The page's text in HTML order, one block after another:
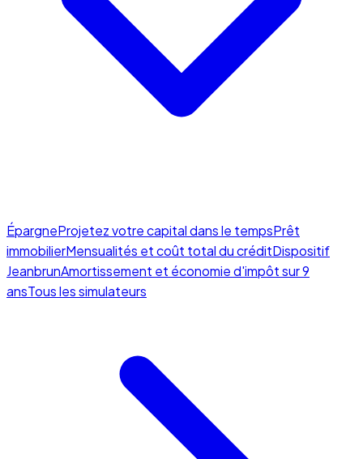
ÉpargneProjetez votre capital dans le tempsPrêt
immobilierMensualités et coût total du créditDispositif
JeanbrunAmortissement et économie d'impôt sur 9
ansTous les simulateurs